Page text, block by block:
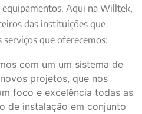
equipamentos. Aqui na Willtek,
das instituições que
que oferecemos:
com um um sistema de
projetos, que nos
foco e excelência todas as
de instalação em conjunto